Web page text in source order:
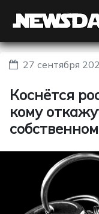
27 сентября
Коснётся
кому